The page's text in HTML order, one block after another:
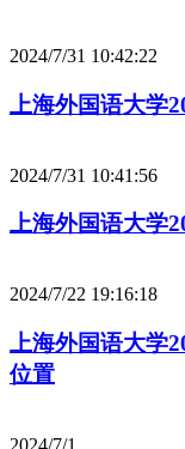
2024/7/31 10:42:22
上海外国语大学
2024/7/31 10:41:56
上海外国语大学
2024/7/22 19:16:18
上海外国语大学
位置
2024/7/1